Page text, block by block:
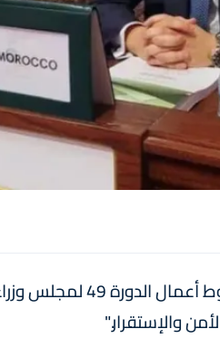
بدأت اليوم الخميس بالعاصمة
والإستقرار."